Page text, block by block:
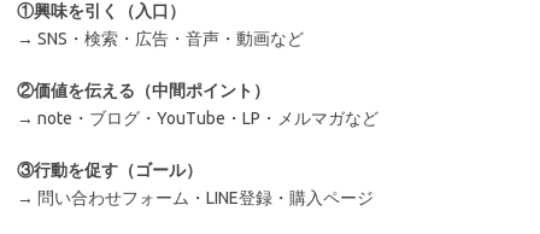
①興味を引く（入口）
→ SNS・検索・広告・音声・動画など
②価値を伝える（中間ポイント）
→ note・ブログ・YouTube・LP・メルマガなど
③行動を促す（ゴール）
→ 問い合わせフォーム・LINE登録・購入ページ